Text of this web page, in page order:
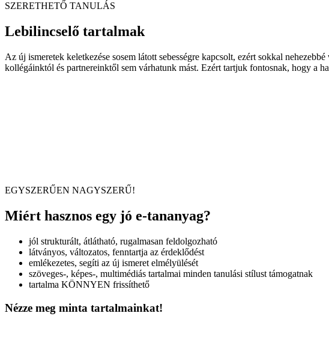
SZERETHETŐ TANULÁS
Lebilincselő tartalmak
Az új ismeretek keletkezése sosem látott sebességre kapcsolt, ezért sokkal
kollégáinktól és partnereinktől sem várhatunk mást. Ezért tartjuk fontosnak, hogy a
EGYSZERŰEN NAGYSZERŰ!
Miért hasznos egy jó e-tananyag?
jól strukturált, átlátható, rugalmasan feldolgozható
látványos, változatos, fenntartja az érdeklődést
emlékezetes, segíti az új ismeret elmélyülését
szöveges-, képes-, multimédiás tartalmai minden tanulási stílust támogatnak
tartalma KÖNNYEN frissíthető
Nézze meg minta tartalmainkat!